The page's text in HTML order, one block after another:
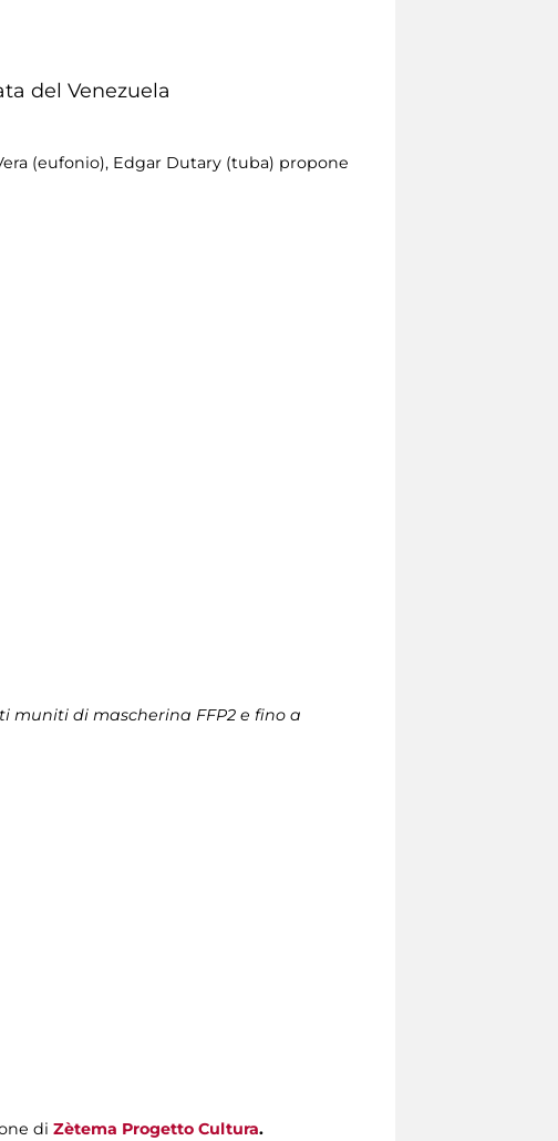
del Venezuela
(eufonio), Edgar Dutary (tuba) propone
muniti di mascherina FFP2 e fino a
di Zètema Progetto Cultura.